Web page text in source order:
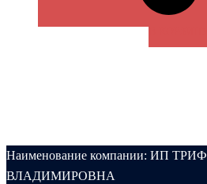
Наименование компании: ИП
ВЛАДИМИРОВНА